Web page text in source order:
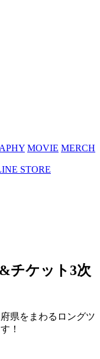
MOVIE MERCH
STORE
チケット3次
県をまわるロングツ
！